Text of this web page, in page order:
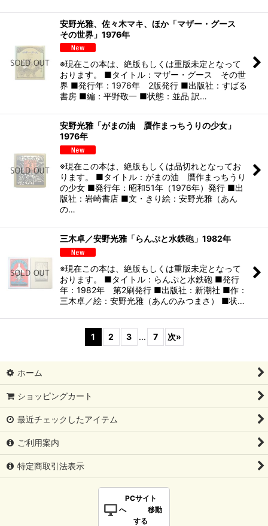
安野光雅、佐々木マキ、ほか「マザー・グース
その世界」1976年
※現在この本は、絶版もしくは重版未定となって
おります。 ■タイトル：マザー・グース その世
界 ■発行年：1976年 2版発行 ■出版社：すばる
書房 ■編：平野敬一 ■状態：並品 訳…
安野光雅「がまの油 贋作まっちうりの少女」
1976年
※現在この本は、絶版もしくは品切れとなってお
ります。 ■タイトル：がまの油 贋作まっちうり
の少女 ■発行年：昭和51年（1976年）発行 ■出
版社：岩崎書店 ■文・きり絵：安野光雅（あん
の…
三木卓／安野光雅「らんぷと水鉄砲」1982年
※現在この本は、絶版もしくは重版未定となって
おります。 ■タイトル：らんぷと水鉄砲 ■発行
年：1982年 第2刷発行 ■出版社：新潮社 ■作：
三木卓／絵：安野光雅（あんのみつまさ） ■状…
1 2 3 ... 7 次»
ホーム
ショッピングカート
最近チェックしたアイテム
ご利用案内
特定商取引法表示
PCサイト
へ 移動
する